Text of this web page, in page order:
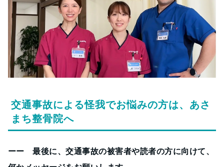
交通事故による怪我でお悩みの方は、あさ
まち整骨院へ
ーー 最後に、交通事故の被害者や読者の方に向けて、